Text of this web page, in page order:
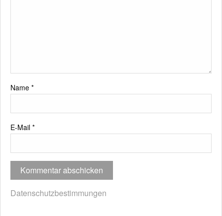
Name *
E-Mail *
Datenschutzbestimmungen